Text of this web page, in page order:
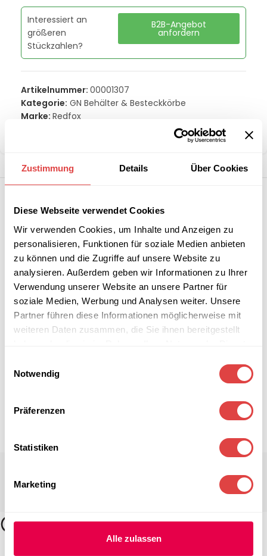
Zustimmung Details Über Cookies
Diese Webseite verwendet Cookies
Wir verwenden Cookies, um Inhalte und Anzeigen zu
personalisieren, Funktionen für soziale Medien anbieten
zu können und die Zugriffe auf unsere Website zu
analysieren. Außerdem geben wir Informationen zu Ihrer
Verwendung unserer Website an unsere Partner für
soziale Medien, Werbung und Analysen weiter. Unsere
Partner führen diese Informationen möglicherweise mit
weiteren Daten zusammen, die Sie ihnen bereitgestellt
Notwendig
Präferenzen
Statistiken
Marketing
Alle zulassen
Interessiert an
größeren
Stückzahlen?
B2B-Angebot
anfordern
Artikelnummer: 00001307
Kategorie: GN Behälter & Besteckkörbe
Marke: Redfox